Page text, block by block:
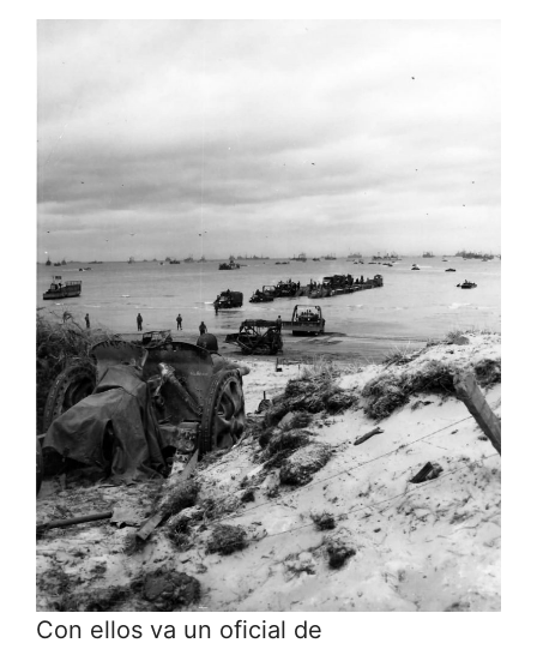
Con ellos va un oficial de